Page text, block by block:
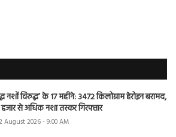
नशों विरुद्ध’ के 17 महीने: 3472 किलोग्राम हेरोइन बरामद,
से अधिक नशा तस्कर गिरफ्तार
August 2026 - 9:00 AM